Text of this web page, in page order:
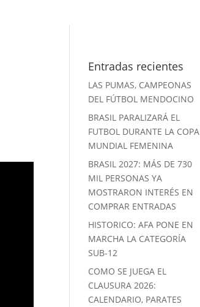
Entradas recientes
LAS PUMAS, CAMPEONAS
DEL FÚTBOL MENDOCINO
BRASIL PARALIZARÁ EL
FUTBOL DURANTE LA COPA
MUNDIAL FEMENINA
BRASIL 2027: MÁS DE 730
MIL PERSONAS YA
MOSTRARON INTERÉS EN
COMPRAR ENTRADAS
HISTORICO: AFA PONE EN
MARCHA LA CATEGORÍA
SUB-12
COMO SE JUEGA EL
CLAUSURA 2026:
CALENDARIO, PARATES